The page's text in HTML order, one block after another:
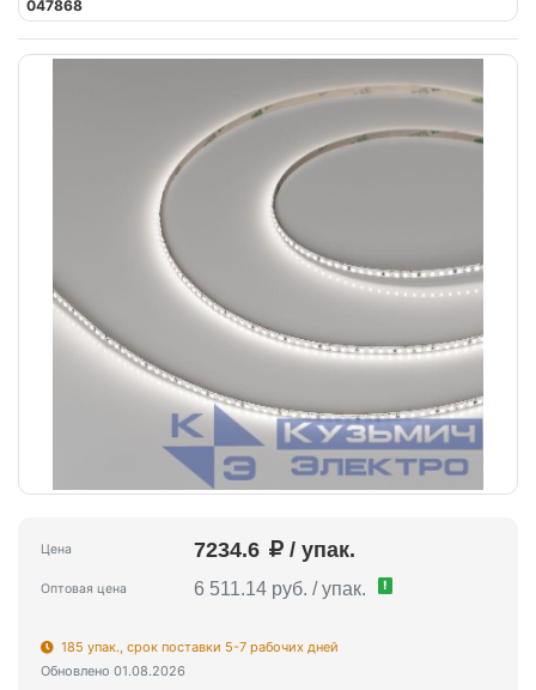
047868
Цена 7234.6 / упак.
Оптовая цена 6 511.14 руб. / упак. !
185 упак., срок поставки 5-7 рабочих дней
Обновлено 01.08.2026